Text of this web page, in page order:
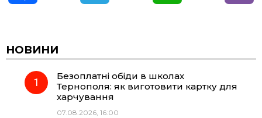
c
e e t
НОВИНИ
Безоплатні обіди в школах
Тернополя: як виготовити картку для
харчування
07.08.2026, 16:00